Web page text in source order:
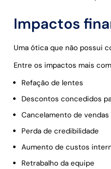
Impactos
Uma ótica que não possui
Entre os impactos mais
Refação de lentes
Descontos concedidos
Cancelamento de vendas
Perda de credibilidade
Aumento de custos
Retrabalho da equipe